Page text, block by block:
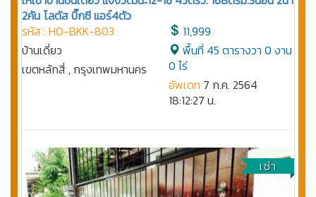
2คัน โลตัส บิ๊กซี แอร์4ตัว
รหัส : HO-BKK-803
บ้านเดี่ยว
เขตหลักสี่ , กรุงเทพมหานคร
11,999
พื้นที่ 45 ตารางวา 0 งาน
0 ไร่
อัพเดท 7 ก.ค. 2564
18:12:27 น.
เช่า